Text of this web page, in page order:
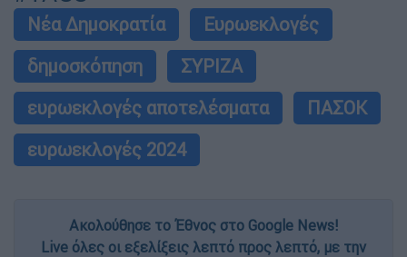
Νέα Δημοκρατία
Ευρωεκλογές
δημοσκόπηση
ΣΥΡΙΖΑ
ευρωεκλογές αποτελέσματα
ΠΑΣΟΚ
ευρωεκλογές 2024
Ακολούθησε το Έθνος στο Google News!
Live όλες οι εξελίξεις λεπτό προς λεπτό, με την